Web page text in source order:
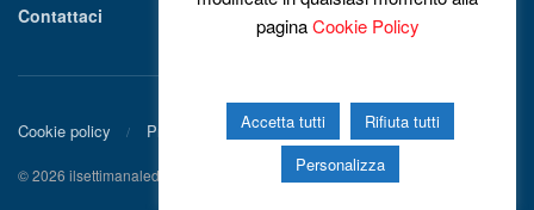
Contattaci
Cookie policy Privacy policy Contattaci
© 2026 ilsettimanaledellasalute.it - Tutti i diritti riservati.
paginaCookie Policy
Accetta tutti
Rifiuta tutti
Personalizza